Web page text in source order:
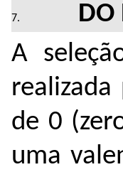
DO
A
de 0
uma